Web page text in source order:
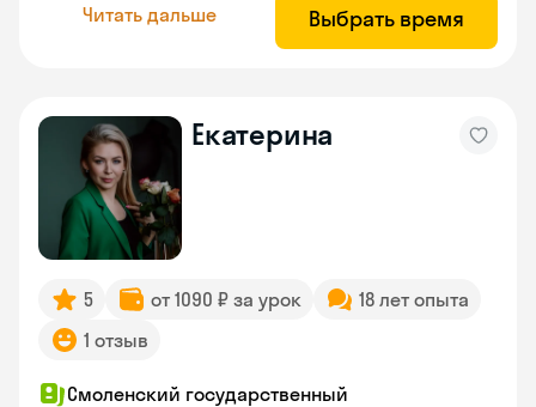
Читать дальше Выбрать время
Екатерина
5 от 1090 ₽ за урок
18 лет опыта
1 отзыв
Смоленский государственный